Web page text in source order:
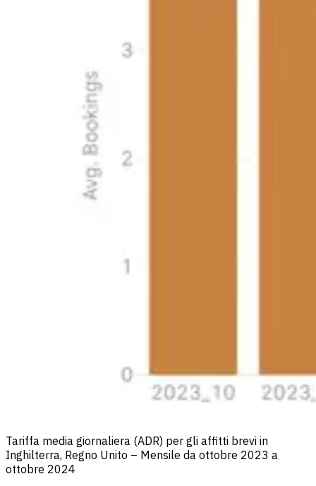
Tariffa media giornaliera (ADR) per gli affitti brevi in
Inghilterra, Regno Unito – Mensile da ottobre 2023 a
ottobre 2024